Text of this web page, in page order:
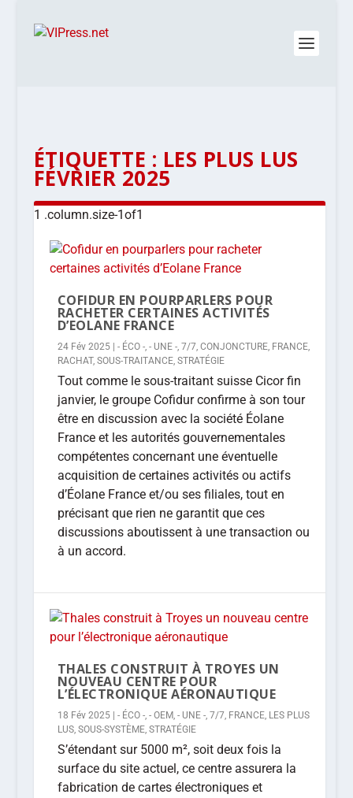
ÉTIQUETTE : LES PLUS LUS
FÉVRIER 2025
COFIDUR EN POURPARLERS POUR
RACHETER CERTAINES ACTIVITÉS
D’EOLANE FRANCE
24 Fév 2025| - ÉCO -, - UNE -, 7/7, CONJONCTURE, FRANCE,
RACHAT, SOUS-TRAITANCE, STRATÉGIE
Tout comme le sous-traitant suisse Cicor fin
janvier, le groupe Cofidur confirme à son tour
être en discussion avec la société Éolane
France et les autorités gouvernementales
compétentes concernant une éventuelle
acquisition de certaines activités ou actifs
d’Éolane France et/ou ses filiales, tout en
précisant que rien ne garantit que ces
discussions aboutissent à une transaction ou
à un accord.
THALES CONSTRUIT À TROYES UN
NOUVEAU CENTRE POUR
L’ÉLECTRONIQUE AÉRONAUTIQUE
18 Fév 2025| - ÉCO -, - OEM, - UNE -, 7/7, FRANCE, LES PLUS
LUS, SOUS-SYSTÈME, STRATÉGIE
S’étendant sur 5000 m², soit deux fois la
surface du site actuel, ce centre assurera la
fabrication de cartes électroniques et